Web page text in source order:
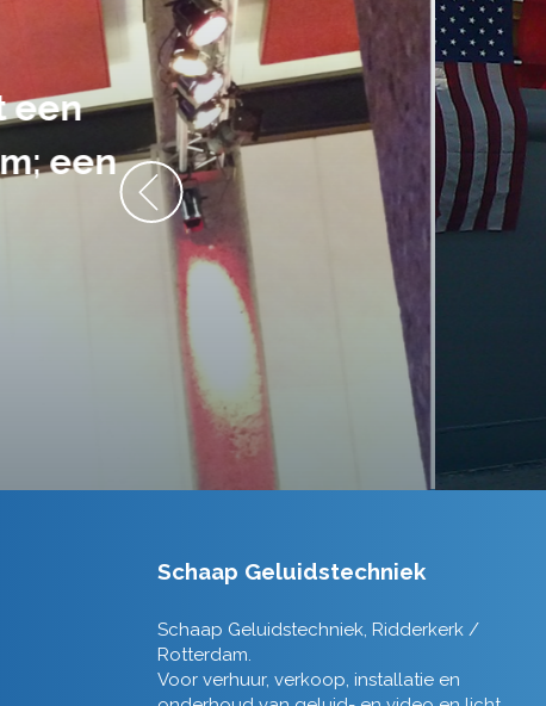
De
volledig uit
Schaap Geluidstechniek
Schaap Geluidstechniek, Ridderkerk /
Rotterdam.
Voor verhuur, verkoop, installatie en